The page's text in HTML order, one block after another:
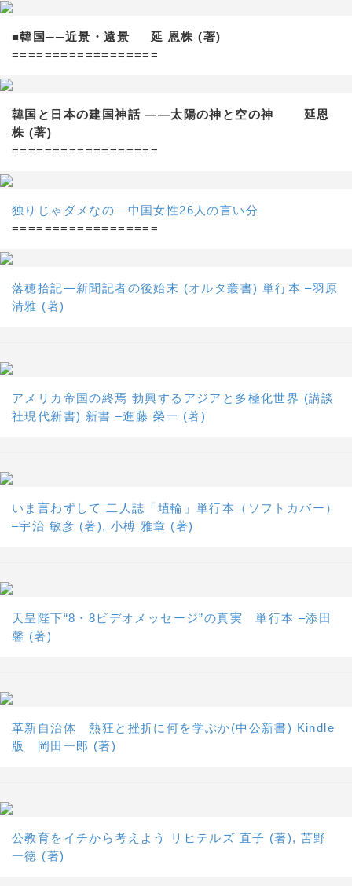
■韓国──近景・遠景 延 恩株 (著)
==================
韓国と日本の建国神話 ——太陽の神と空の神 延恩
株 (著)
==================
独りじゃダメなの―中国女性26人の言い分
==================
落穂拾記―新聞記者の後始末 (オルタ叢書) 単行本 –羽原
清雅 (著)
アメリカ帝国の終焉 勃興するアジアと多極化世界 (講談
社現代新書) 新書 –進藤 榮一 (著)
いま言わずして 二人誌「埴輪」単行本（ソフトカバー）
–宇治 敏彦 (著), 小榑 雅章 (著)
天皇陛下“8・8ビデオメッセージ”の真実 単行本 –添田
馨 (著)
革新自治体 熱狂と挫折に何を学ぶか(中公新書) Kindle
版 岡田一郎 (著)
公教育をイチから考えよう リヒテルズ 直子 (著), 苫野
一徳 (著)